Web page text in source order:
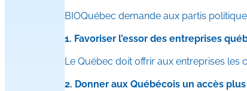
BIOQuébec demande aux partis
1. Favoriser l’essor des entreprises
Le Québec doit offrir aux entreprises
2. Donner aux Québécois un accès